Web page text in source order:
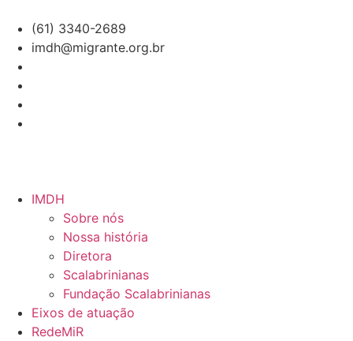
(61) 3340-2689
imdh@migrante.org.br
IMDH
Sobre nós
Nossa história
Diretora
Scalabrinianas​
Fundação Scalabrinianas​
Eixos de atuação
RedeMiR